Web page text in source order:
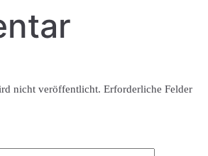
nicht veröffentlicht. Erforderliche Felder